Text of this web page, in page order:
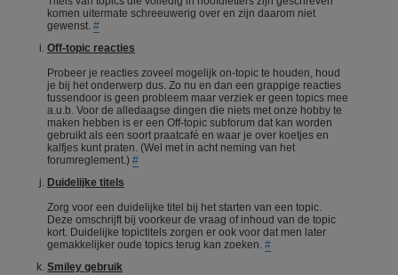
komen uitermate schreeuwerig over en zijn daarom niet
gewenst. #
Off-topic reacties
Probeer je reacties zoveel mogelijk on-topic te houden, houd
je bij het onderwerp dus. Zo nu en dan een grappige reacties
tussendoor is geen probleem maar verziek er geen topics mee
a.u.b. Voor de alledaagse dingen die niets met onze hobby te
maken hebben is er een Off-topic subforum dat kan worden
gebruikt als een soort praatcafé en waar je over koetjes en
kalfjes kunt praten. (Wel met in acht neming van het
forumreglement.) #
Duidelijke titels
Zorg voor een duidelijke titel bij het starten van een topic.
Deze omschrijft bij voorkeur de vraag of inhoud van de topic
kort. Duidelijke topictitels zorgen er ook voor dat men later
gemakkelijker oude topics terug kan zoeken. #
Smiley gebruik